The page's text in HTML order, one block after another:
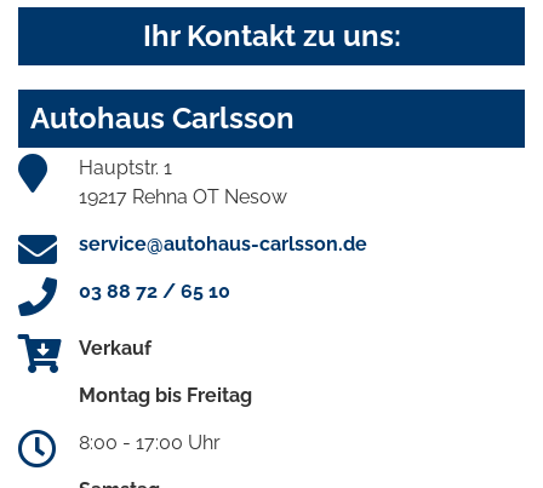
Ihr Kontakt zu uns:
Autohaus Carlsson
Hauptstr. 1
19217 Rehna OT Nesow
service@autohaus-carlsson.de
03 88 72 / 65 10
Verkauf
Montag bis Freitag
8:00 - 17:00 Uhr